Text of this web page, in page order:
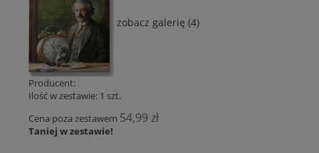
zobacz galerię (4)
Producent:
Ilość w zestawie: 1 szt.
Cena poza zestawem 54,99 zł
Taniej w zestawie!